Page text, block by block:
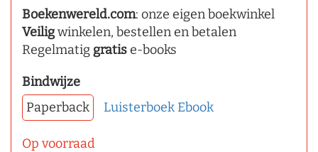
Boekenwereld.com: onze eigen boekwinkel
Veiligwinkelen, bestellen en betalen
Regelmatig gratise-books
Bindwijze
Paperback
Luisterboek Ebook
Op voorraad